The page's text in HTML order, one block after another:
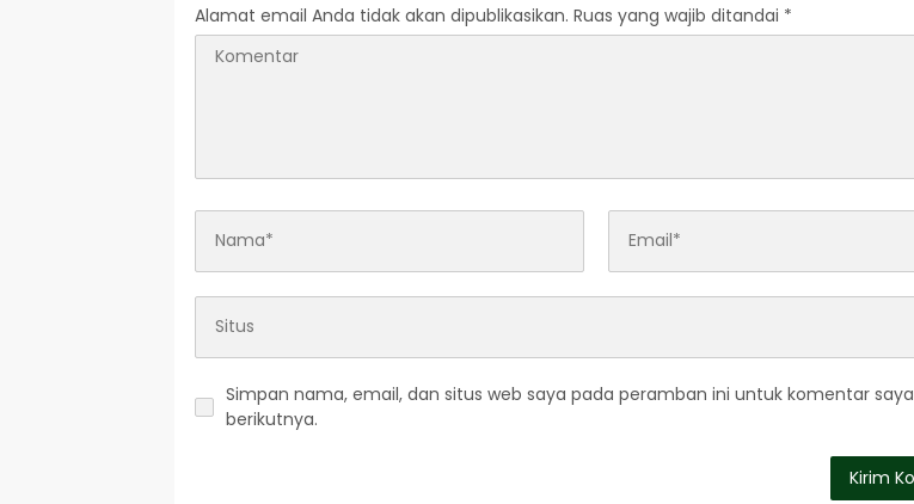
Alamat email Anda tidak akan dipublikasikan. Ruas yang wajib ditandai *
Simpan nama, email, dan situs web saya pada peramban ini untuk komentar saya
berikutnya.